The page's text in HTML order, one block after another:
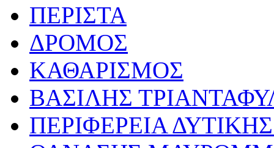
ΠΕΡΙΣΤΑ
ΔΡΟΜΟΣ
ΚΑΘΑΡΙΣΜΟΣ
ΒΑΣΙΛΗΣ
ΠΕΡΙΦΕΡΕΙΑ